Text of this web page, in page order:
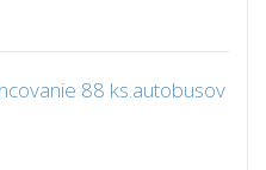
88 ks.autobusov